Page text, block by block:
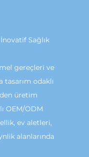
Sağlık
gereçleri ve
tasarım odaklı
üretim
OEM/ODM
ev aletleri,
alanlarında